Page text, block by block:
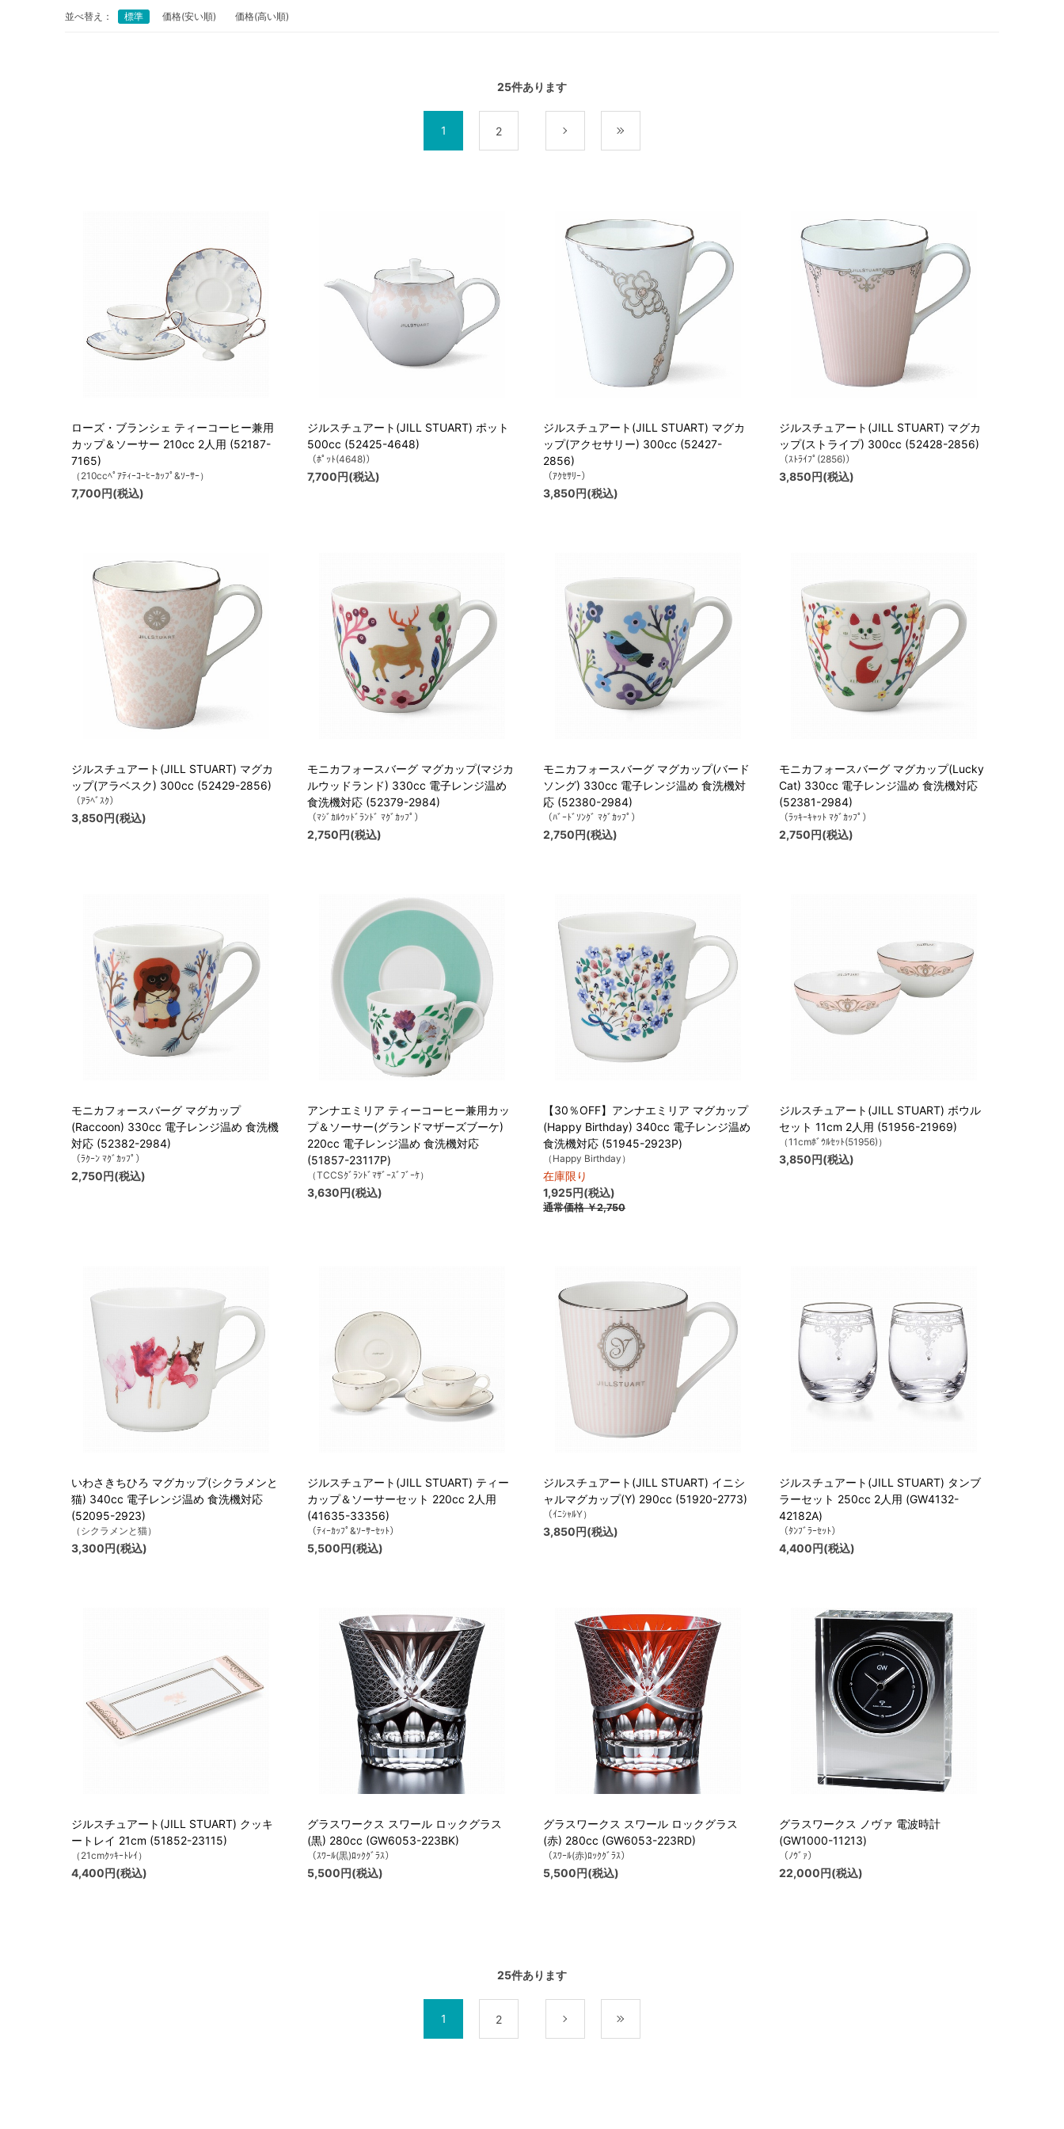
並べ替え： 標準 価格(安い順) 価格(高い順)
25件あります
1 2
ローズ・ブランシェ ティーコーヒー兼用
カップ＆ソーサー 210cc 2人用 (52187-
7165)
（210ccﾍﾟｱﾃｨｰｺｰﾋｰｶｯﾌﾟ&ｿｰｻｰ）
7,700円(税込)
ジルスチュアート(JILL STUART) ポット
500cc (52425-4648)
（ﾎﾟｯﾄ(4648)）
7,700円(税込)
ジルスチュアート(JILL STUART) マグカ
ップ(アクセサリー) 300cc (52427-
2856)
（ｱｸｾｻﾘｰ）
3,850円(税込)
ジルスチュアート(JILL STUART) マグカ
ップ(ストライプ) 300cc (52428-2856)
（ｽﾄﾗｲﾌﾟ(2856)）
3,850円(税込)
ジルスチュアート(JILL STUART) マグカ
ップ(アラベスク) 300cc (52429-2856)
（ｱﾗﾍﾞｽｸ）
3,850円(税込)
モニカフォースバーグ マグカップ(マジカ
ルウッドランド) 330cc 電子レンジ温め
食洗機対応 (52379-2984)
（ﾏｼﾞｶﾙｳｯﾄﾞﾗﾝﾄﾞ ﾏｸﾞｶｯﾌﾟ）
2,750円(税込)
モニカフォースバーグ マグカップ(バード
ソング) 330cc 電子レンジ温め 食洗機対
応 (52380-2984)
（ﾊﾞｰﾄﾞｿﾝｸﾞ ﾏｸﾞｶｯﾌﾟ）
2,750円(税込)
モニカフォースバーグ マグカップ(Lucky
Cat) 330cc 電子レンジ温め 食洗機対応
(52381-2984)
（ﾗｯｷｰｷｬｯﾄ ﾏｸﾞｶｯﾌﾟ）
2,750円(税込)
モニカフォースバーグ マグカップ
(Raccoon) 330cc 電子レンジ温め 食洗機
対応 (52382-2984)
（ﾗｸｰﾝ ﾏｸﾞｶｯﾌﾟ）
2,750円(税込)
アンナエミリア ティーコーヒー兼用カッ
プ＆ソーサー(グランドマザーズブーケ)
220cc 電子レンジ温め 食洗機対応
(51857-23117P)
（TCCSｸﾞﾗﾝﾄﾞﾏｻﾞｰｽﾞﾌﾞｰｹ）
3,630円(税込)
【30％OFF】アンナエミリア マグカップ
(Happy Birthday) 340cc 電子レンジ温め
食洗機対応 (51945-2923P)
（Happy Birthday）
在庫限り
1,925円(税込)
通常価格￥2,750
ジルスチュアート(JILL STUART) ボウル
セット 11cm 2人用 (51956-21969)
（11cmﾎﾞｳﾙｾｯﾄ(51956)）
3,850円(税込)
いわさきちひろ マグカップ(シクラメンと
猫) 340cc 電子レンジ温め 食洗機対応
(52095-2923)
（シクラメンと猫）
3,300円(税込)
ジルスチュアート(JILL STUART) ティー
カップ＆ソーサーセット 220cc 2人用
(41635-33356)
（ﾃｨｰｶｯﾌﾟ&ｿｰｻｰｾｯﾄ）
5,500円(税込)
ジルスチュアート(JILL STUART) イニシ
ャルマグカップ(Y) 290cc (51920-2773)
（ｲﾆｼｬﾙY）
3,850円(税込)
ジルスチュアート(JILL STUART) タンブ
ラーセット 250cc 2人用 (GW4132-
42182A)
（ﾀﾝﾌﾞﾗｰｾｯﾄ）
4,400円(税込)
ジルスチュアート(JILL STUART) クッキ
ートレイ 21cm (51852-23115)
（21cmｸｯｷｰﾄﾚｲ）
4,400円(税込)
グラスワークス スワール ロックグラス
(黒) 280cc (GW6053-223BK)
（ｽﾜｰﾙ(黒)ﾛｯｸｸﾞﾗｽ）
5,500円(税込)
グラスワークス スワール ロックグラス
(赤) 280cc (GW6053-223RD)
（ｽﾜｰﾙ(赤)ﾛｯｸｸﾞﾗｽ）
5,500円(税込)
グラスワークス ノヴァ 電波時計
(GW1000-11213)
（ﾉｳﾞｧ）
22,000円(税込)
25件あります
1 2